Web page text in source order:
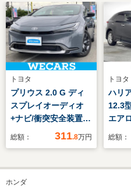
トヨタ
プリウス 2.0 G ディ
スプレイオーディオ
+ナビ/衝突安全装置/
シートヒーター 前席/
支援システム/ヘッド
ランプ LED/USBジャ
総額： 311.8万円
トヨタ
ハリ
12.3
エア
ド
ーダ
総額：
ホンダ